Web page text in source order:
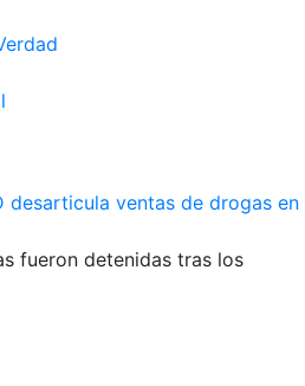
desarticula ventas de drogas en
fueron detenidas tras los